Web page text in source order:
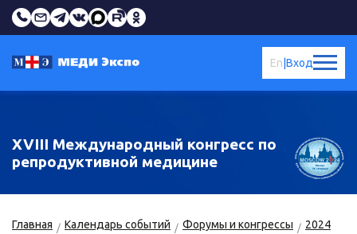
Вход
En
XVIII Международный конгресс по
репродуктивной медицине
Главная Календарь событий Форумы и конгрессы
2024